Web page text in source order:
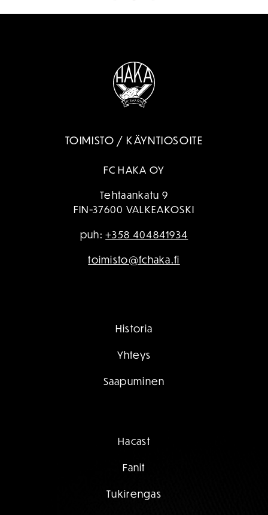
TOIMISTO / KÄYNTIOSOITE
FC HAKA OY
Tehtaankatu 9
FIN-37600 VALKEAKOSKI
puh:+358 404841934
toimisto@fchaka.fi
Historia
Yhteys
Saapuminen
Hacast
Fanit
Tukirengas